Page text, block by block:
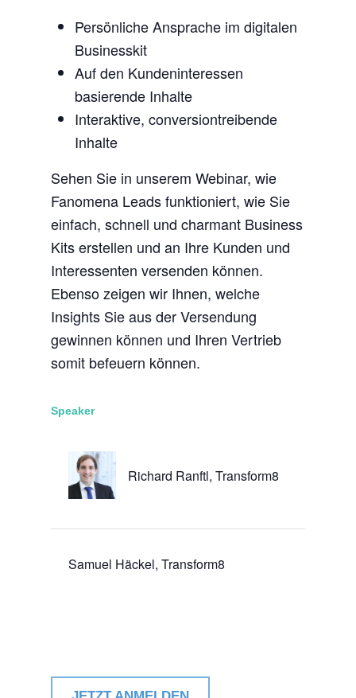
Persönliche Ansprache im digitalen
Businesskit
Auf den Kundeninteressen
basierende Inhalte
Interaktive, conversiontreibende
Inhalte
Sehen Sie in unserem Webinar, wie
Fanomena Leads funktioniert, wie Sie
einfach, schnell und charmant Business
Kits erstellen und an Ihre Kunden und
Interessenten versenden können.
Ebenso zeigen wir Ihnen, welche
Insights Sie aus der Versendung
gewinnen können und Ihren Vertrieb
somit befeuern können.
Speaker
Richard Ranftl, Transform8
Samuel Häckel, Transform8